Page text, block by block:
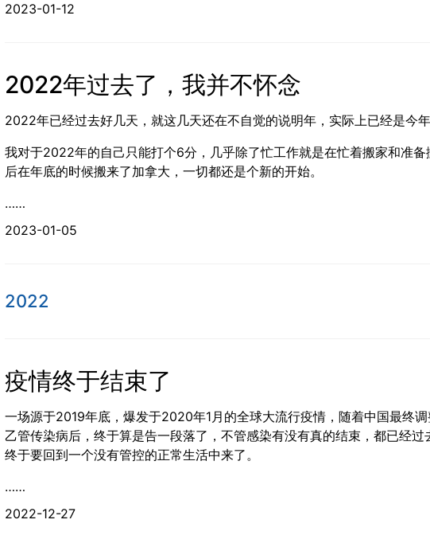
2023-01-12
2022年过去了，我并不怀念
2022年已经过去好几天，就这几天还在不自觉的说明年，实际上已经是今年
我对于2022年的自己只能打个6分，几乎除了忙工作就是在忙着搬家和准备
后在年底的时候搬来了加拿大，一切都还是个新的开始。
……
2023-01-05
2022
疫情终于结束了
一场源于2019年底，爆发于2020年1月的全球大流行疫情，随着中国最终
乙管传染病后，终于算是告一段落了，不管感染有没有真的结束，都已经过
终于要回到一个没有管控的正常生活中来了。
……
2022-12-27